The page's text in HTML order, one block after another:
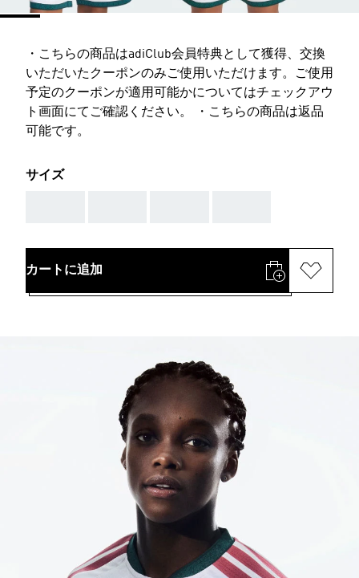
・こちらの商品はadiClub会員特典として獲得、交換
いただいたクーポンのみご使用いただけます。ご使用
予定のクーポンが適用可能かについてはチェックアウ
ト画面にてご確認ください。 ・こちらの商品は返品
可能です。
サイズ
カートに追加